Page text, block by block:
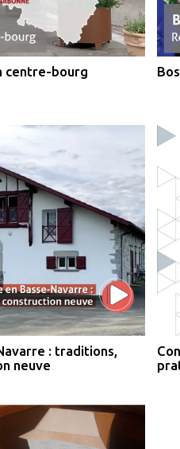
centre-bourg
: traditions,
neuve